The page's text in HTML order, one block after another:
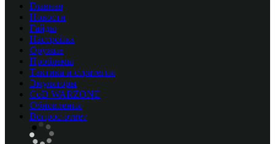
Главная
Новости
Гайды
Настройка
Оружие
Проблемы
Тактика и стратегия
Эмуляторы
CоD WARZONE
Обновления
Вопрос-ответ